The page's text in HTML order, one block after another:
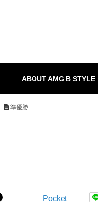
ABOUT AMG B STYLE
準優勝
Pocket